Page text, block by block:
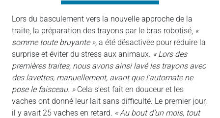
Lors du basculement vers la nouvelle approche de la
traite, la préparation des trayons par le bras robotisé, «
somme toute bruyante », a été désactivée pour réduire la
surprise et éviter du stress aux animaux. « Lors des
premières traites, nous avons ainsi lavé les trayons avec
des lavettes, manuellement, avant que l’automate ne
pose le faisceau. » Cela s’est fait en douceur et les
vaches ont donné leur lait sans difficulté. Le premier jour,
il y avait 25 vaches en retard. « Au bout d’un mois, tout